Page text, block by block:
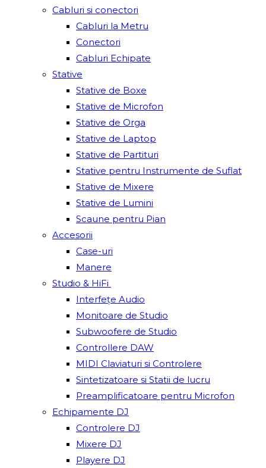
Cabluri si conectori
Cabluri la Metru
Conectori
Cabluri Echipate
Stative
Stative de Boxe
Stative de Microfon
Stative de Orga
Stative de Laptop
Stative de Partituri
Stative pentru Instrumente de Suflat
Stative de Mixere
Stative de Lumini
Scaune pentru Pian
Accesorii
Case-uri
Manere
Studio & HiFi
Interfețe Audio
Monitoare de Studio
Subwoofere de Studio
Controllere DAW
MIDI Claviaturi si Controlere
Sintetizatoare si Statii de lucru
Preamplificatoare pentru Microfon
Echipamente DJ
Controlere DJ
Mixere DJ
Playere DJ